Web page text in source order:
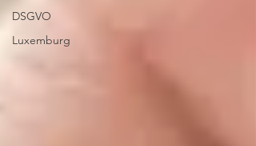
DSGVO
Luxemburg